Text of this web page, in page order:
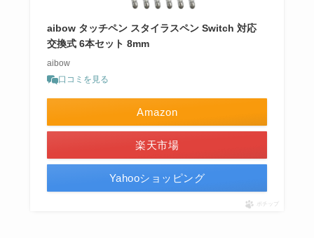
aibow タッチペン スタイラスペン Switch 対応
交換式 6本セット 8mm
aibow
口コミを見る
Amazon
楽天市場
Yahooショッピング
ポチップ